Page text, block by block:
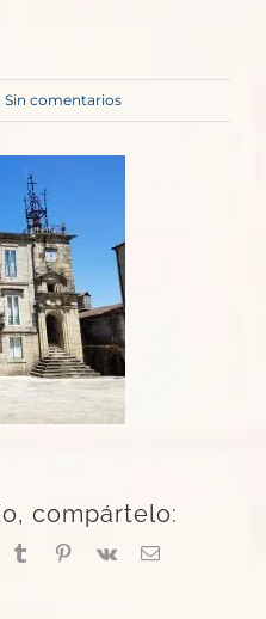
Sin comentarios
compártelo:
TumblrPinterest
Vk
Correo